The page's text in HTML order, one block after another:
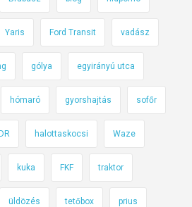
g
y
c
e
a
u
t
s
Yaris Ford Transit vadász
gólya egyirányú utca
hómaró gyorshajtás sofőr
halottaskocsi Waze
kuka FKF traktor
üldözés tetőbox prius